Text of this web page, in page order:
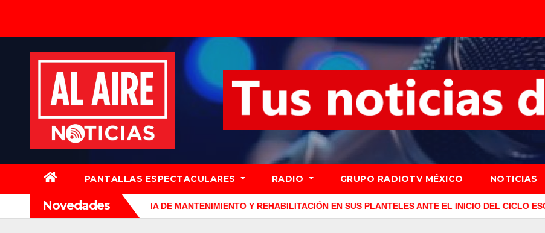
PANTALLAS ESPECTACULARES RADIO GRUPO RADIOTV MÉXICO NOTICIAS
Novedades
PROGRAMA DE MANTENIMIENTO Y REHABILITACIÓN EN SUS PLANTELES ANTE EL INICIO DEL CICLO ESCOLAR 2026-2027